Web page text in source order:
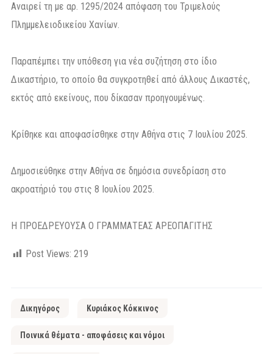
Αναιρεί τη με αρ. 1295/2024 απόφαση του Τριμελούς
Πλημμελειοδικείου Χανίων.
Παραπέμπει την υπόθεση για νέα συζήτηση στο ίδιο
Δικαστήριο, το οποίο θα συγκροτηθεί από άλλους Δικαστές,
εκτός από εκείνους, που δίκασαν προηγουμένως.
Κρίθηκε και αποφασίσθηκε στην Αθήνα στις 7 Ιουλίου 2025.
Δημοσιεύθηκε στην Αθήνα σε δημόσια συνεδρίαση στο
ακροατήριό του στις 8 Ιουλίου 2025.
Η ΠΡΟΕΔΡΕΥΟΥΣΑ Ο ΓΡΑΜΜΑΤΕΑΣ ΑΡΕΟΠΑΓΙΤΗΣ
Post Views: 219
Δικηγόρος Κυριάκος Κόκκινος
Ποινικά θέματα - αποφάσεις και νόμοι